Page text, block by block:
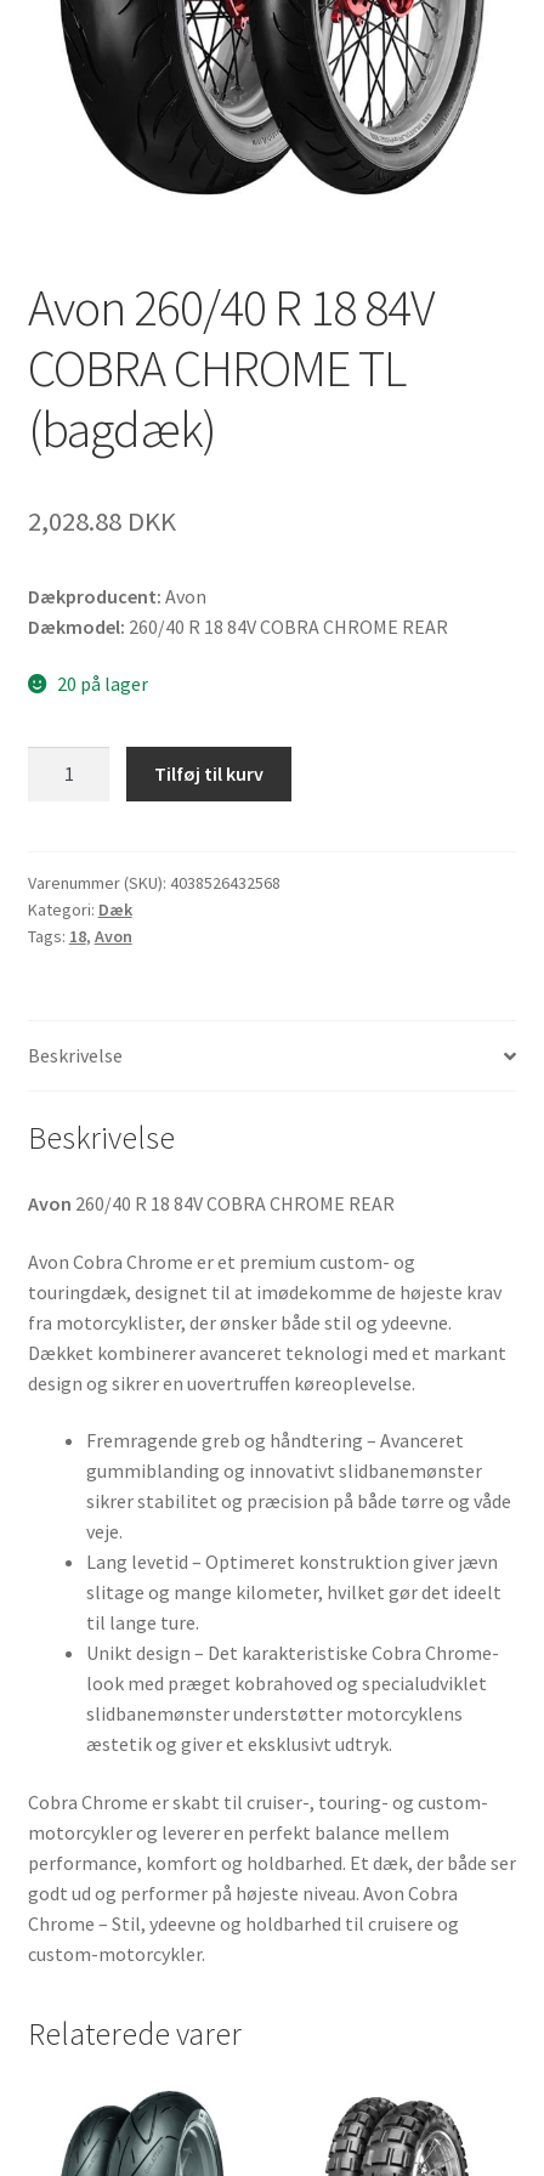
Avon 260/40 R 18 84V
COBRA CHROME TL
(bagdæk)
2,028.88 DKK
Dækproducent: Avon
Dækmodel: 260/40 R 18 84V COBRA CHROME REAR
20 på lager
84V
COBRA
CHROME
Tilføj til kurv
Varenummer (SKU): 4038526432568
Kategori: Dæk
Tags: 18, Avon
Beskrivelse
Beskrivelse
Avon 260/40 R 18 84V COBRA CHROME REAR
Avon Cobra Chrome er et premium custom- og
touringdæk, designet til at imødekomme de højeste krav
fra motorcyklister, der ønsker både stil og ydeevne.
Dækket kombinerer avanceret teknologi med et markant
design og sikrer en uovertruffen køreoplevelse.
Fremragende greb og håndtering – Avanceret
gummiblanding og innovativt slidbanemønster
sikrer stabilitet og præcision på både tørre og våde
veje.
Lang levetid – Optimeret konstruktion giver jævn
slitage og mange kilometer, hvilket gør det ideelt
til lange ture.
Unikt design – Det karakteristiske Cobra Chrome-
look med præget kobrahoved og specialudviklet
slidbanemønster understøtter motorcyklens
æstetik og giver et eksklusivt udtryk.
Cobra Chrome er skabt til cruiser-, touring- og custom-
motorcykler og leverer en perfekt balance mellem
performance, komfort og holdbarhed. Et dæk, der både ser
godt ud og performer på højeste niveau. Avon Cobra
Chrome – Stil, ydeevne og holdbarhed til cruisere og
custom-motorcykler.
Relaterede varer